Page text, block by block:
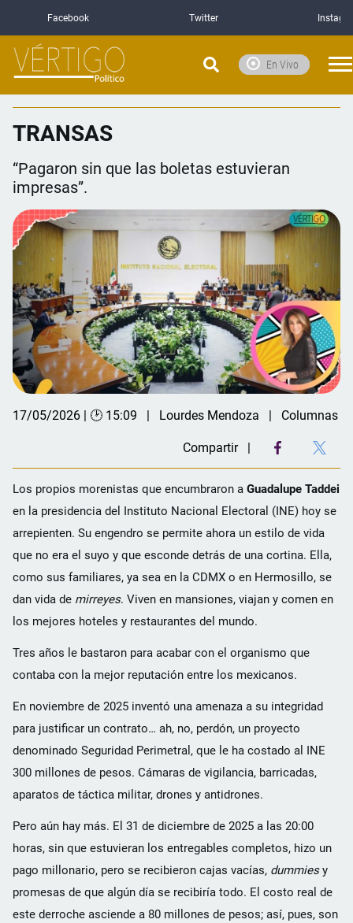
Facebook Twitter
En Vivo
TRANSAS
“Pagaron sin que las boletas estuvieran
impresas”.
17/05/2026 | 🕑 15:09 Lourdes Mendoza Columnas
Compartir
Los propios morenistas que encumbraron a Guadalupe Taddei
en la presidencia del Instituto Nacional Electoral (INE) hoy se
arrepienten. Su engendro se permite ahora un estilo de vida
que no era el suyo y que esconde detrás de una cortina. Ella,
como sus familiares, ya sea en la CDMX o en Hermosillo, se
dan vida de mirreyes. Viven en mansiones, viajan y comen en
los mejores hoteles y restaurantes del mundo.
Tres años le bastaron para acabar con el organismo que
contaba con la mejor reputación entre los mexicanos.
En noviembre de 2025 inventó una amenaza a su integridad
para justificar un contrato… ah, no, perdón, un proyecto
denominado Seguridad Perimetral, que le ha costado al INE
300 millones de pesos. Cámaras de vigilancia, barricadas,
aparatos de táctica militar, drones y antidrones.
Pero aún hay más. El 31 de diciembre de 2025 a las 20:00
horas, sin que estuvieran los entregables completos, hizo un
pago millonario, pero se recibieron cajas vacías, dummiesy
promesas de que algún día se recibiría todo. El costo real de
este derroche asciende a 80 millones de pesos; así, pues, son